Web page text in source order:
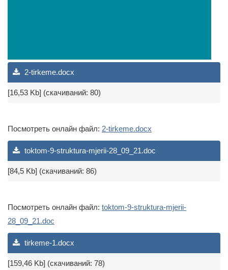
2-tirkeme.docx
[16,53 Kb] (cкачиваний: 80)
Посмотреть онлайн файл: 2-tirkeme.docx
toktom-9-struktura-mjerii-28_09_21.doc
[84,5 Kb] (cкачиваний: 86)
Посмотреть онлайн файл: toktom-9-struktura-mjerii-
28_09_21.doc
tirkeme-1.docx
[159,46 Kb] (cкачиваний: 78)